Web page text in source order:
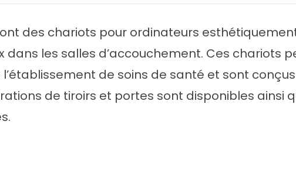
des chariots pour ordinateurs
les salles d’accouchement. Ces chariots
de soins de santé et sont
de tiroirs et portes sont disponibles ainsi